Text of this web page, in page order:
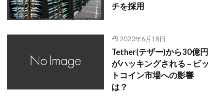
チを採用
2020年6月18日
Tether(テザー)から30億円
がハッキングされる – ビッ
トコイン市場への影響
は？